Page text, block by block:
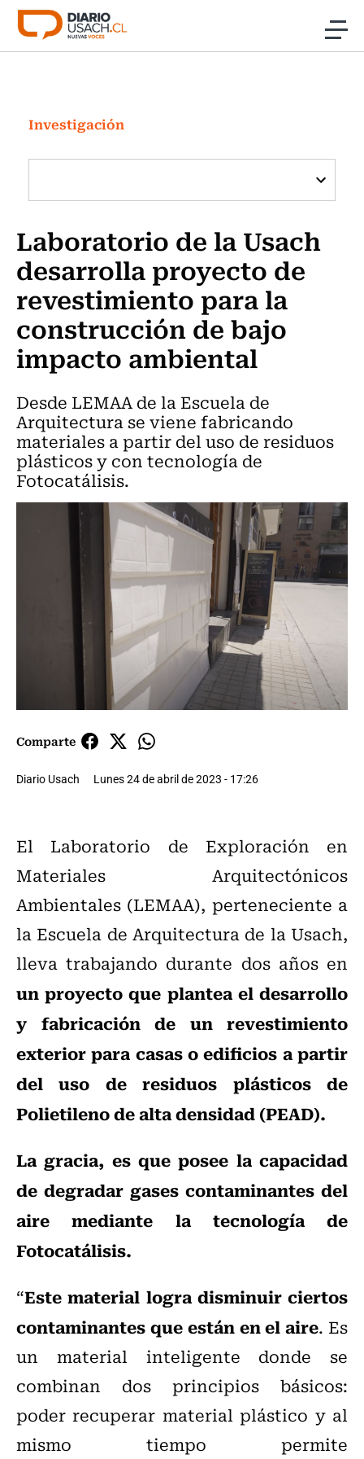
Click acá para ir directamente al contenido
Investigación
Cultura
Programas Radio y TV Usach
Investigación
Laboratorio de la Usach
desarrolla proyecto de
revestimiento para la
construcción de bajo
impacto ambiental
Desde LEMAA de la Escuela de
Arquitectura se viene fabricando
materiales a partir del uso de residuos
plásticos y con tecnología de
Fotocatálisis.
Comparte
Diario Usach Lunes 24 de abril de 2023 - 17:26
El Laboratorio de Exploración en
Materiales Arquitectónicos
Ambientales (LEMAA), perteneciente a
la Escuela de Arquitectura de la Usach,
lleva trabajando durante dos años en
un proyecto que plantea el desarrollo
y fabricación de un revestimiento
exterior para casas o edificios a partir
del uso de residuos plásticos de
Polietileno de alta densidad (PEAD).
La gracia, es que posee la capacidad
de degradar gases contaminantes del
aire mediante la tecnología de
Fotocatálisis.
“Este material logra disminuir ciertos
contaminantes que están en el aire. Es
un material inteligente donde se
combinan dos principios básicos:
poder recuperar material plástico y al
mismo tiempo permite